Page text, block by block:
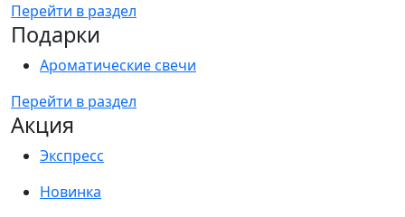
Перейти в раздел
Подарки
Ароматические свечи
Перейти в раздел
Акция
Экспресс
Новинка